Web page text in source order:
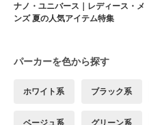
ナノ・ユニバース｜レディース・メ
ンズ 夏の人気アイテム特集
パーカーを色から探す
ホワイト系 ブラック系
ベージュ系 グリーン系